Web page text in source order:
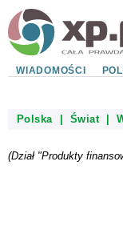
WIADOMOŚCI
Polska| Świat|
(Dział "Produkty